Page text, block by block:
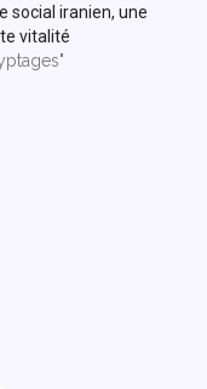
social iranien, une
vitalité